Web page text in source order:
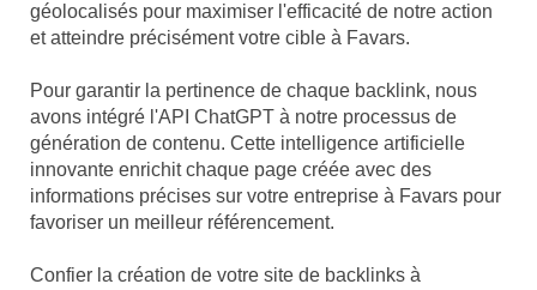
géolocalisés pour maximiser l'efficacité de notre action
et atteindre précisément votre cible à Favars.
Pour garantir la pertinence de chaque backlink, nous
avons intégré l'API ChatGPT à notre processus de
génération de contenu. Cette intelligence artificielle
innovante enrichit chaque page créée avec des
informations précises sur votre entreprise à Favars pour
favoriser un meilleur référencement.
Confier la création de votre site de backlinks à